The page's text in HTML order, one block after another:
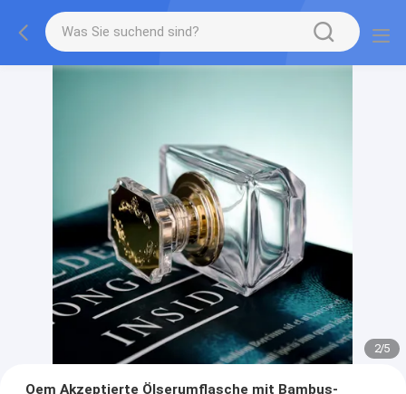
2/5
Oem Akzeptierte Ölserumflasche mit Bambus-